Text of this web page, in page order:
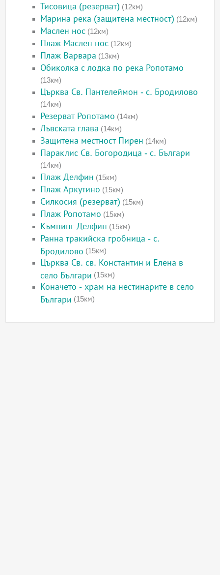
Тисовица (резерват) (12км)
Марина река (защитена местност) (12км)
Маслен нос (12км)
Плаж Маслен нос (12км)
Плаж Варвара (13км)
Обиколка с лодка по река Ропотамо
(13км)
Църква Св. Пантелеймон - с. Бродилово
(14км)
Резерват Ропотамо (14км)
Лъвската глава (14км)
Защитена местност Пирен (14км)
Параклис Св. Богородица - с. Българи
(14км)
Плаж Делфин (15км)
Плаж Аркутино (15км)
Силкосия (резерват) (15км)
Плаж Ропотамо (15км)
Къмпинг Делфин (15км)
Ранна тракийска гробница - с.
Бродилово (15км)
Църква Св. св. Константин и Елена в
село Българи (15км)
Коначето - храм на нестинарите в село
Българи (15км)